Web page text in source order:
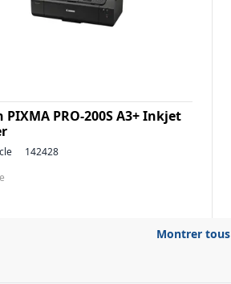
PIXMA PRO-200S A3+ Inkjet
142428
Montrer tous